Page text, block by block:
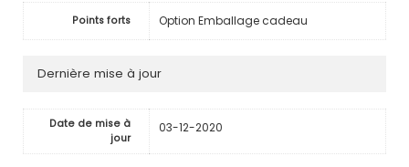
Points forts Option Emballage cadeau
Dernière mise à jour
Date de mise à
jour
03-12-2020